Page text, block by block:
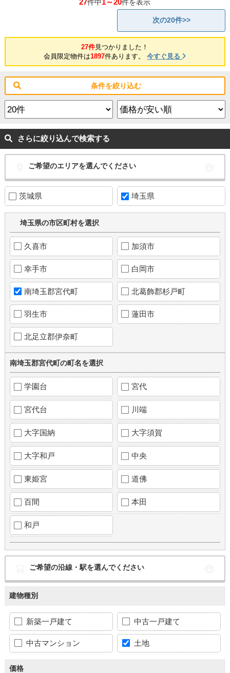
27件中1～20件を表示
次の20件>>
27件見つかりました！
会員限定物件は1897件あります。今すぐ見る
条件を絞り込む
さらに絞り込んで検索する
ご希望のエリアを選んでください
茨城県 埼玉県
埼玉県の市区町村を選択
久喜市 加須市
幸手市 白岡市
南埼玉郡宮代町 北葛飾郡杉戸町
羽生市 蓮田市
北足立郡伊奈町
南埼玉郡宮代町の町名を選択
学園台 宮代
宮代台 川端
大字国納 大字須賀
大字和戸 中央
東姫宮 道佛
百間 本田
和戸
ご希望の沿線・駅を選んでください
建物種別
新築一戸建て 中古一戸建て
中古マンション 土地
価格